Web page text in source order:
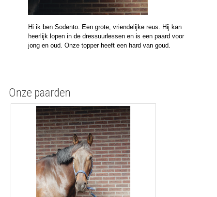
Hi ik ben Sodento. Een grote, vriendelijke reus. Hij kan
heerlijk lopen in de dressuurlessen en is een paard voor
jong en oud. Onze topper heeft een hard van goud.
Onze paarden